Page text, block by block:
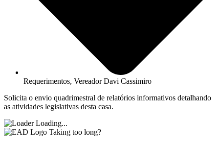
Requerimentos, Vereador Davi Cassimiro
Solicita o envio quadrimestral de relatórios informativos detalhando
as atividades legislativas desta casa.
Loading...
Taking too long?